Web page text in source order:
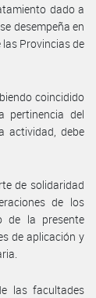
dado a
desempeña en
las Provincias de
coincidido
pertinencia del
actividad, debe
de solidaridad
de los
de la presente
de aplicación y
las facultades